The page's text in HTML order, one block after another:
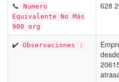
📞 Numero
Equivalente No Más
900 org
628
✔️ Observaciones :